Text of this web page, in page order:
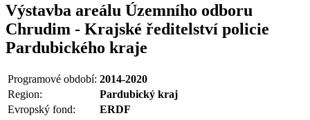
Výstavba areálu Územního odboru
Chrudim - Krajské ředitelství policie
Pardubického kraje
Programové období: 2014-2020
Region:
Pardubický kraj
Evropský fond:
ERDF